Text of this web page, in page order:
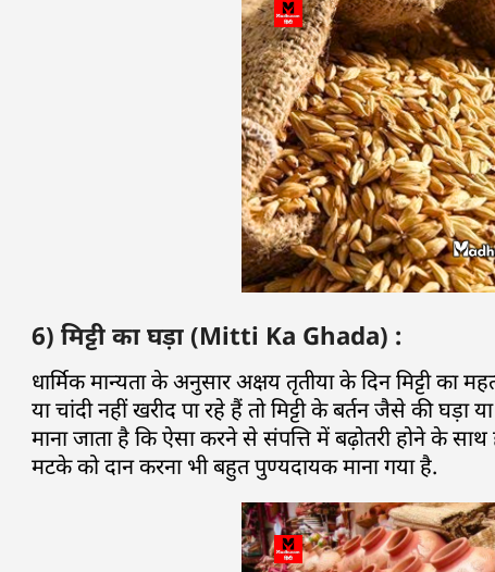
6) मिट्टी का घड़ा (Mitti Ka Ghada) :
धार्मिक मान्यता के अनुसार अक्षय तृतीया के दिन मिट्टी का
या चांदी नहीं खरीद पा रहे हैं तो मिट्टी के बर्तन जैसे की घड़ा
माना जाता है कि ऐसा करने से संपत्ति में बढ़ोतरी होने के
मटके को दान करना भी बहुत पुण्यदायक माना गया है.